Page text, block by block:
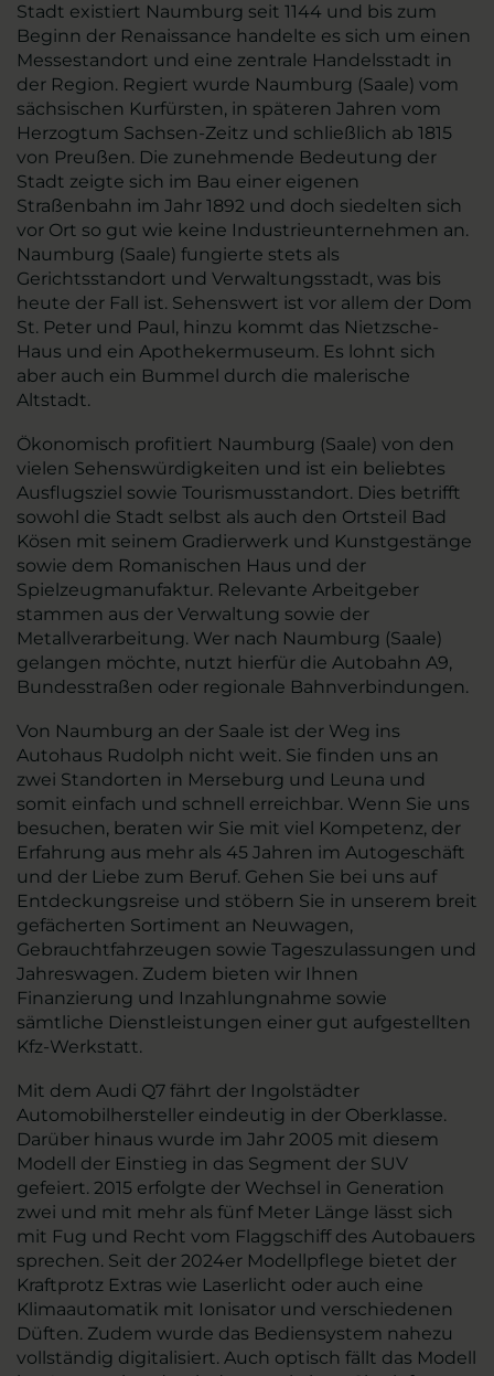
Stadt existiert Naumburg seit 1144 und bis zum
Beginn der Renaissance handelte es sich um einen
Messestandort und eine zentrale Handelsstadt in
der Region. Regiert wurde Naumburg (Saale) vom
sächsischen Kurfürsten, in späteren Jahren vom
Herzogtum Sachsen-Zeitz und schließlich ab 1815
von Preußen. Die zunehmende Bedeutung der
Stadt zeigte sich im Bau einer eigenen
Straßenbahn im Jahr 1892 und doch siedelten sich
vor Ort so gut wie keine Industrieunternehmen an.
Naumburg (Saale) fungierte stets als
Gerichtsstandort und Verwaltungsstadt, was bis
heute der Fall ist. Sehenswert ist vor allem der Dom
St. Peter und Paul, hinzu kommt das Nietzsche-
Haus und ein Apothekermuseum. Es lohnt sich
aber auch ein Bummel durch die malerische
Altstadt.
Ökonomisch profitiert Naumburg (Saale) von den
vielen Sehenswürdigkeiten und ist ein beliebtes
Ausflugsziel sowie Tourismusstandort. Dies betrifft
sowohl die Stadt selbst als auch den Ortsteil Bad
Kösen mit seinem Gradierwerk und Kunstgestänge
sowie dem Romanischen Haus und der
Spielzeugmanufaktur. Relevante Arbeitgeber
stammen aus der Verwaltung sowie der
Metallverarbeitung. Wer nach Naumburg (Saale)
gelangen möchte, nutzt hierfür die Autobahn A9,
Bundesstraßen oder regionale Bahnverbindungen.
Von Naumburg an der Saale ist der Weg ins
Autohaus Rudolph nicht weit. Sie finden uns an
zwei Standorten in Merseburg und Leuna und
somit einfach und schnell erreichbar. Wenn Sie uns
besuchen, beraten wir Sie mit viel Kompetenz, der
Erfahrung aus mehr als 45 Jahren im Autogeschäft
und der Liebe zum Beruf. Gehen Sie bei uns auf
Entdeckungsreise und stöbern Sie in unserem breit
gefächerten Sortiment an Neuwagen,
Gebrauchtfahrzeugen sowie Tageszulassungen und
Jahreswagen. Zudem bieten wir Ihnen
Finanzierung und Inzahlungnahme sowie
sämtliche Dienstleistungen einer gut aufgestellten
Kfz-Werkstatt.
Mit dem Audi Q7 fährt der Ingolstädter
Automobilhersteller eindeutig in der Oberklasse.
Darüber hinaus wurde im Jahr 2005 mit diesem
Modell der Einstieg in das Segment der SUV
gefeiert. 2015 erfolgte der Wechsel in Generation
zwei und mit mehr als fünf Meter Länge lässt sich
mit Fug und Recht vom Flaggschiff des Autobauers
sprechen. Seit der 2024er Modellpflege bietet der
Kraftprotz Extras wie Laserlicht oder auch eine
Klimaautomatik mit Ionisator und verschiedenen
Düften. Zudem wurde das Bediensystem nahezu
vollständig digitalisiert. Auch optisch fällt das Modell